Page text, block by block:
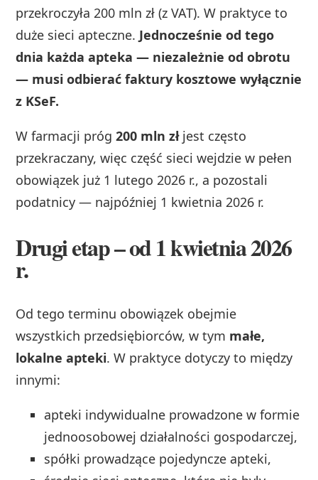
przekroczyła 200 mln zł (z VAT). W praktyce to
duże sieci apteczne. Jednocześnie od tego
dnia każda apteka — niezależnie od obrotu
— musi odbierać faktury kosztowe wyłącznie
z KSeF.
W farmacji próg200 mln złjest często
przekraczany, więc część sieci wejdzie w pełen
obowiązek już 1 lutego 2026 r., a pozostali
podatnicy — najpóźniej 1 kwietnia 2026 r.
Drugi etap – od 1 kwietnia 2026
r.
Od tego terminu obowiązek obejmie
wszystkich przedsiębiorców, w tym małe,
lokalne apteki. W praktyce dotyczy to między
innymi:
apteki indywidualne prowadzone w formie
jednoosobowej działalności gospodarczej,
spółki prowadzące pojedyncze apteki,